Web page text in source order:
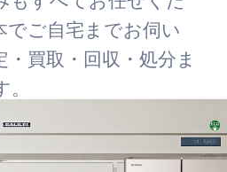
でご自宅までお伺い
買取・回収・処分ま